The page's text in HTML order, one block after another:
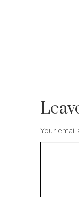
Your email